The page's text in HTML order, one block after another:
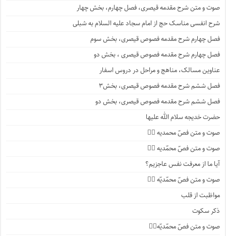
صوت و متن شرح مقدمه قیصری، فصل چهارم، بخش چهار
شرح انفسی مناسک حج از امام سجاد علیه السلام به شبلی
فصل چهارم شرح مقدمه فصوص قیصری، بخش سوم
فصل چهارم شرح مقدمه فصوص قیصری ، بخش دو
عناوین مسالک، مناهج و مراحل در دروس اسفار
فصل ششم شرح مقدمه فصوص قیصری، بخش۳
فصل ششم شرح مقدمه فصوص قیصری، بخش دو
حضرت خدیجه سلام الله علیها
صوت و متن فصّ محمدیه ۴️⃣
صوت و متن فصّ محمّدیه ۳️⃣
آیا ما از معرفت نفس عاجزیم؟
صوت و متن فصّ محمّدیّه ۲️⃣
مواظبت از قلب
ذکر سکوت
صوت و متن فصّ محمّدیّه۱️⃣